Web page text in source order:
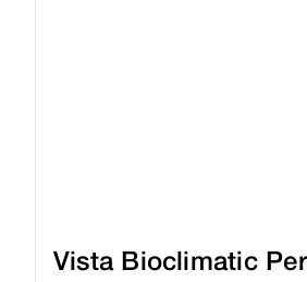
Vista Bioclimatic